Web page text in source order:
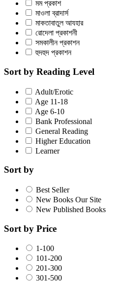
মম প্রকাশ
মাওলা ব্রাদার্স
মাকতাবাতুল আযহার
রোদেলা প্রকাশনী
সমকালীন প্রকাশন
হুদহুদ প্রকাশন
Sort by Reading Level
Adult/Erotic
Age 11-18
Age 6-10
Bank Professional
General Reading
Higher Education
Learner
Sort by
Best Seller
New Books Our Site
New Published Books
Sort by Price
1-100
101-200
201-300
301-500